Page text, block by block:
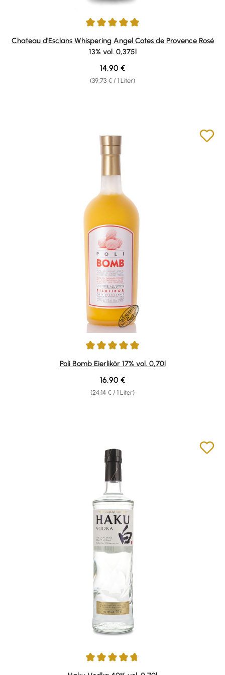
Durchschnittliche Bewertung von 5 von 5 Sternen
Chateau d'Esclans Whispering Angel Cotes de Provence Rosé
13% vol. 0,375l
(39,73 € / 1 Liter)
Regulärer Preis:
14,90 €
Durchschnittliche Bewertung von 4.88 von 5 Sternen
Poli Bomb Eierlikör 17% vol. 0,70l
(24,14 € / 1 Liter)
Regulärer Preis:
16,90 €
Durchschnittliche Bewertung von 4.8 von 5 Sternen